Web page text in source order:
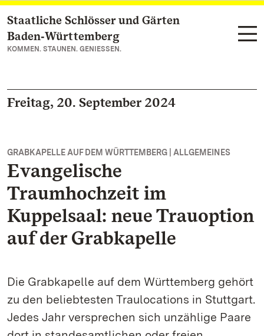
Zum Hauptinhalt springen
Staatliche Schlösser und Gärten
Baden‑Württemberg
KOMMEN. STAUNEN. GENIESSEN.
Freitag, 20. September 2024
GRABKAPELLE AUF DEM WÜRTTEMBERG | ALLGEMEINES
Evangelische
Traumhochzeit im
Kuppelsaal: neue Trauoption
auf der Grabkapelle
Die Grabkapelle auf dem Württemberg gehört
zu den beliebtesten Traulocations in Stuttgart.
Jedes Jahr versprechen sich unzählige Paare